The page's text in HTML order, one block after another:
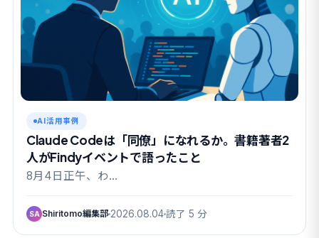
AI活用事例
Claude Codeは「同僚」になれるか。書籍著者2
人がFindyイベントで語ったこと
8月4日正午、わ…
SA Shiritomo編集部 2026.08.04読了 5 分